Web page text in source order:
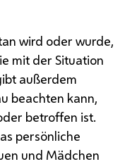
wird oder wurde,
mit der Situation
außerdem
beachten kann,
betroffen ist.
persönliche
und Mädchen